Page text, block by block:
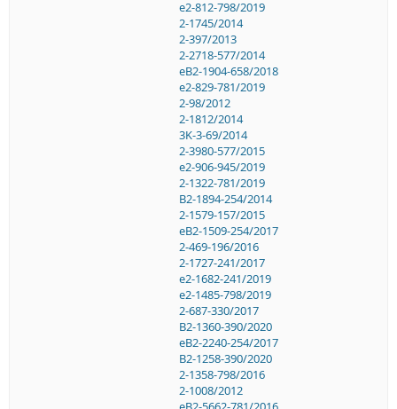
e2-812-798/2019
2-1745/2014
2-397/2013
2-2718-577/2014
eB2-1904-658/2018
e2-829-781/2019
2-98/2012
2-1812/2014
3K-3-69/2014
2-3980-577/2015
e2-906-945/2019
2-1322-781/2019
B2-1894-254/2014
2-1579-157/2015
eB2-1509-254/2017
2-469-196/2016
2-1727-241/2017
e2-1682-241/2019
e2-1485-798/2019
2-687-330/2017
B2-1360-390/2020
eB2-2240-254/2017
B2-1258-390/2020
2-1358-798/2016
2-1008/2012